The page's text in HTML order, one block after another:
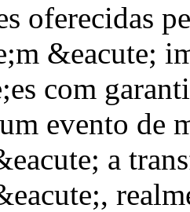
oferecidas
&eacute;
com
evento de
a